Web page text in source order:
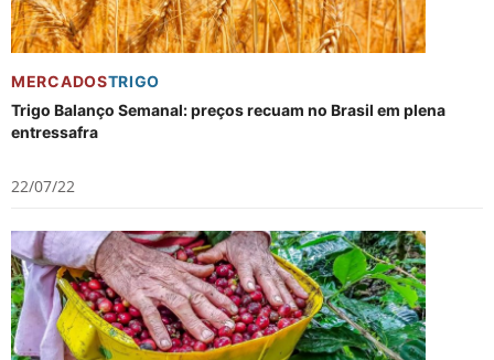
MERCADOSTRIGO
Trigo Balanço Semanal: preços recuam no Brasil em plena
entressafra
22/07/22